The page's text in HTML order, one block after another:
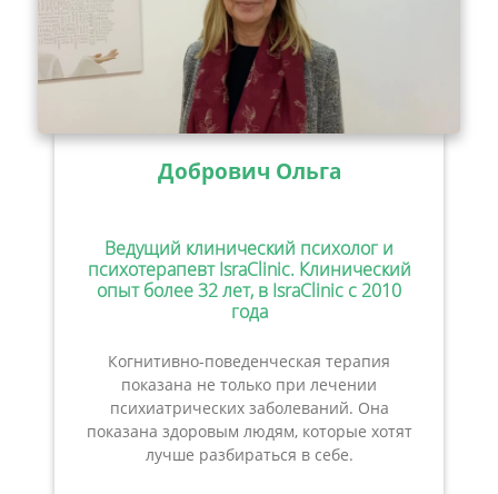
Добрович Ольга
Ведущий клинический психолог и
психотерапевт IsraClinic. Клинический
опыт более 32 лет, в IsraClinic с 2010
года
Когнитивно-поведенческая терапия
показана не только при лечении
психиатрических заболеваний. Она
показана здоровым людям, которые хотят
лучше разбираться в себе.